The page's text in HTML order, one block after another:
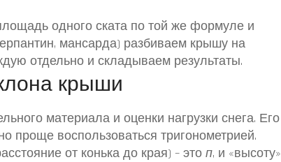
одного ската по той же формуле и
мансарда) разбиваем крышу на
отдельно и складываем результаты.
крыши
материала и оценки нагрузки снега. Его
проще воспользоваться тригонометрией.
от конька до края) – это п, и «высоту»